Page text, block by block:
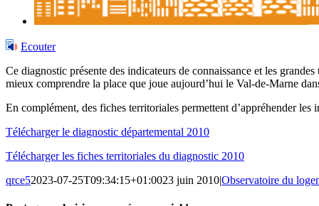
Ecouter
Ce diagnostic présente des indicateurs de connaissance et les
mieux comprendre la place que joue aujourd’hui le Val-de-Marne
En complément, des fiches territoriales permettent d’appréhender
Télécharger le diagnostic départemental 2010
Télécharger les fiches territoriales du diagnostic 2010
qrce52023-07-25T09:34:15+01:0023 juin 2010|Observatoire du